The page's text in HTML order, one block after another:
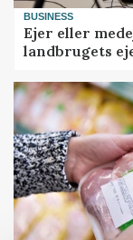
BUSINESS
Ejer eller
landbrugets